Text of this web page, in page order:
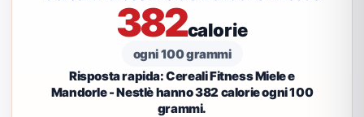
382calorie
ogni 100 grammi
Risposta rapida: Cereali Fitness Miele e
Mandorle - Nestlè hanno 382 calorie ogni 100
grammi.